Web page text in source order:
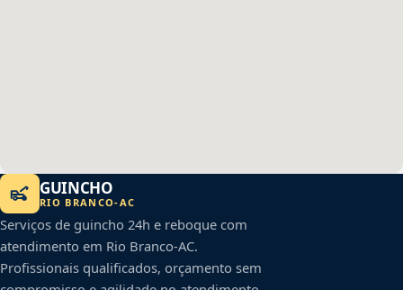
GUINCHO
RIO BRANCO-AC
Serviços de guincho 24h e reboque com
atendimento em Rio Branco-AC.
Profissionais qualificados, orçamento sem